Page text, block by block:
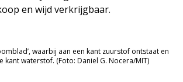
en wijd verkrijgbaar.
waarbij aan een kant zuurstof ontstaat en
kant waterstof. (Foto: Daniel G. Nocera/MIT)